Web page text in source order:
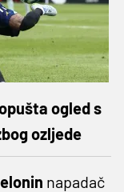
ogled s
ozljede
napadač